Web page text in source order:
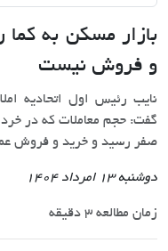
بازار مسکن به کما
و فروش نیست
نایب رئیس اول اتحادیه
گفت: حجم معاملات که در
صفر رسید و خرید و فروش
دوشنبه 13 امرداد 1404
زمان مطالعه 3 دقیقه